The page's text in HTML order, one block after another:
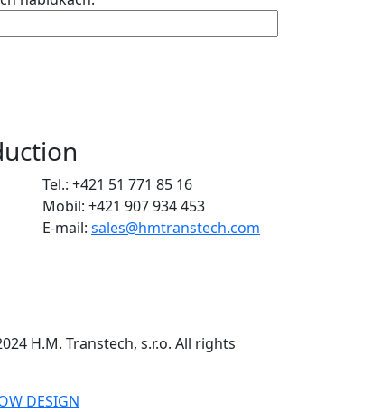
Tel.: +421 51 771 85 16
Mobil: +421 907 934 453
E-mail: sales@hmtranstech.com
H.M. Transtech, s.r.o. All rights
DESIGN